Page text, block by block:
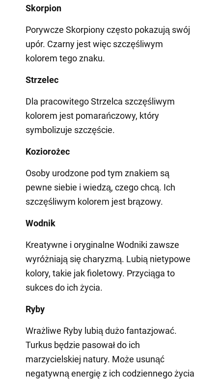
Skorpion
Porywcze Skorpiony często pokazują swój
upór. Czarny jest więc szczęśliwym
kolorem tego znaku.
Strzelec
Dla pracowitego Strzelca szczęśliwym
kolorem jest pomarańczowy, który
symbolizuje szczęście.
Koziorożec
Osoby urodzone pod tym znakiem są
pewne siebie i wiedzą, czego chcą. Ich
szczęśliwym kolorem jest brązowy.
Wodnik
Kreatywne i oryginalne Wodniki zawsze
wyróżniają się charyzmą. Lubią nietypowe
kolory, takie jak fioletowy. Przyciąga to
sukces do ich życia.
Ryby
Wrażliwe Ryby lubią dużo fantazjować.
Turkus będzie pasował do ich
marzycielskiej natury. Może usunąć
negatywną energię z ich codziennego życia